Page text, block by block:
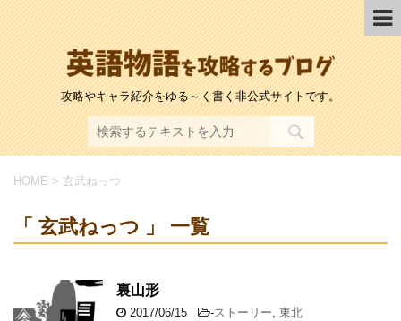
攻略やキャラ紹介をゆる～く書く非公式サイトです。
HOME > 玄武ねっつ
「 玄武ねっつ 」 一覧
裏山形
2017/06/15 -ストーリー, 東北